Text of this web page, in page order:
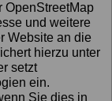
OpenStreetMap
und weitere
Website an die
hierzu unter
setzt
ein.
Sie dies in